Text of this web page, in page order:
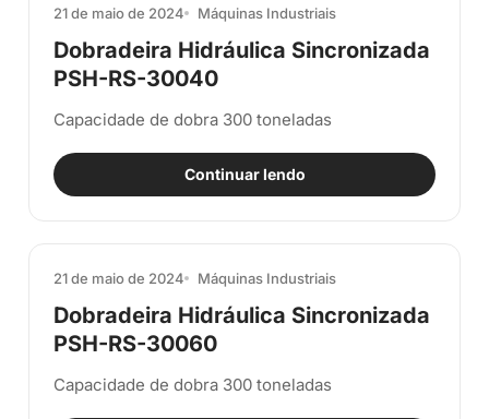
21 de maio de 2024 Máquinas Industriais
Dobradeira Hidráulica Sincronizada
PSH-RS-30040
Capacidade de dobra 300 toneladas
Continuar lendo
21 de maio de 2024 Máquinas Industriais
Dobradeira Hidráulica Sincronizada
PSH-RS-30060
Capacidade de dobra 300 toneladas